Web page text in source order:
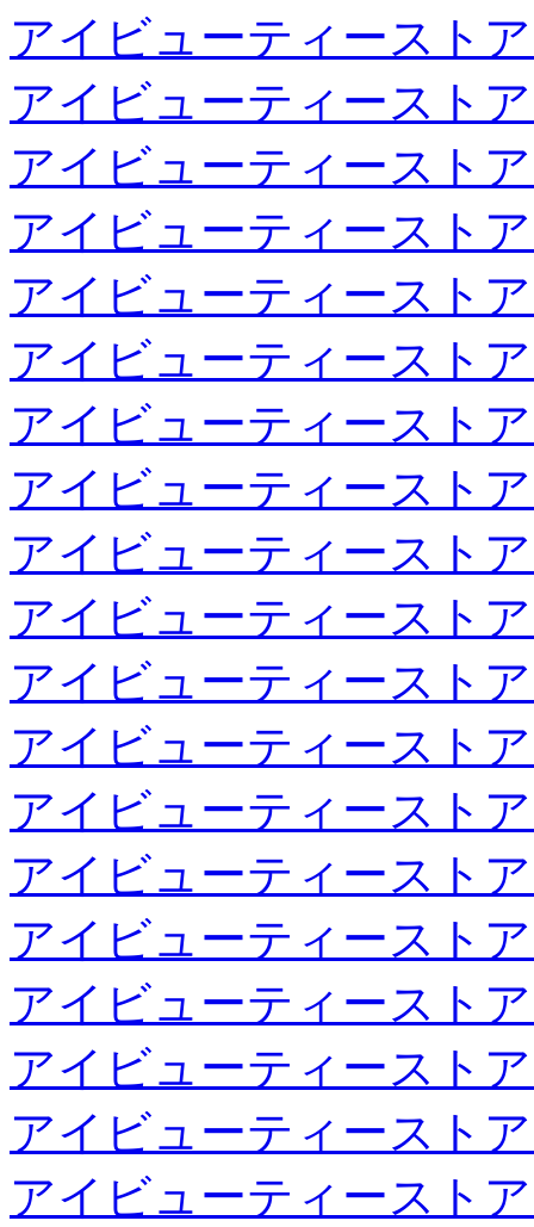
アイビューティースト
アイビューティースト
アイビューティースト
アイビューティースト
アイビューティースト
アイビューティースト
アイビューティースト
アイビューティースト
アイビューティースト
アイビューティースト
アイビューティースト
アイビューティースト
アイビューティースト
アイビューティースト
アイビューティースト
アイビューティースト
アイビューティースト
アイビューティースト
アイビューティースト